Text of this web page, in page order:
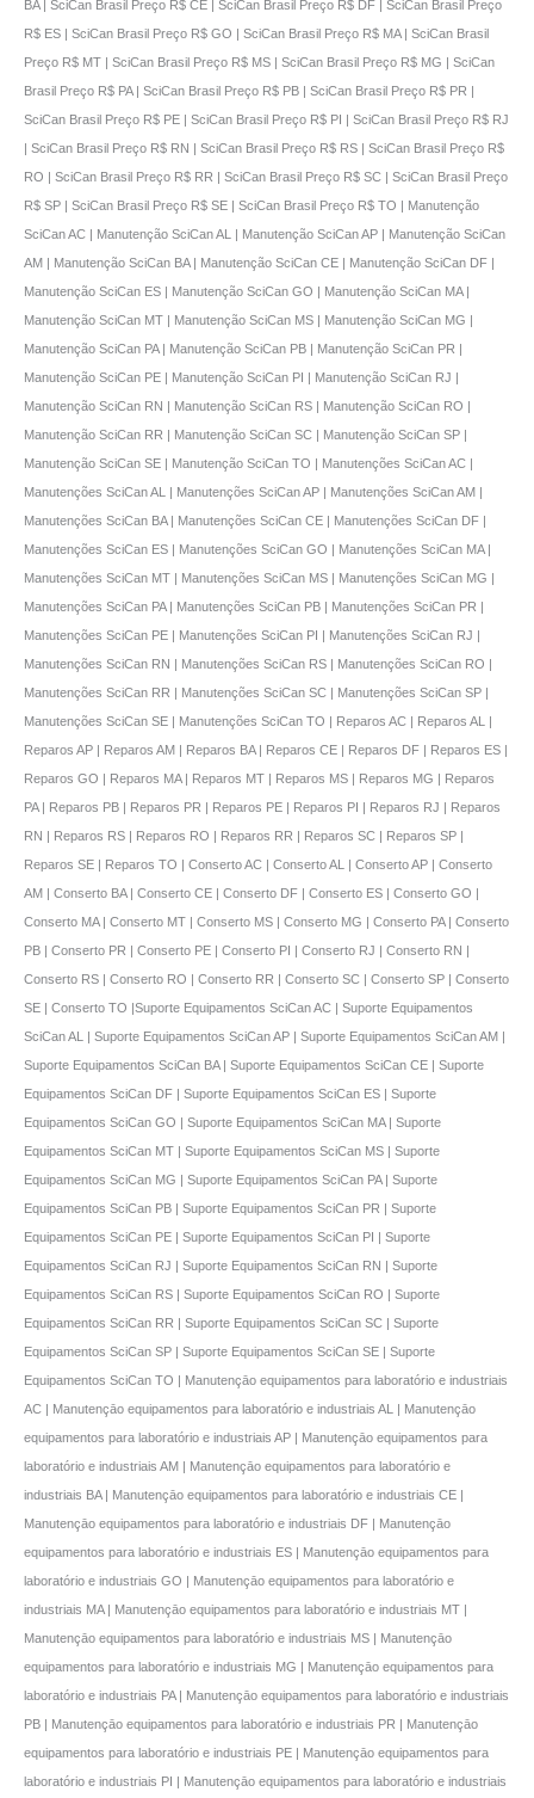
BA | SciCan Brasil Preço R$ CE | SciCan Brasil Preço R$ DF | SciCan Brasil Preço
R$ ES | SciCan Brasil Preço R$ GO | SciCan Brasil Preço R$ MA | SciCan Brasil
Preço R$ MT | SciCan Brasil Preço R$ MS | SciCan Brasil Preço R$ MG | SciCan
Brasil Preço R$ PA | SciCan Brasil Preço R$ PB | SciCan Brasil Preço R$ PR |
SciCan Brasil Preço R$ PE | SciCan Brasil Preço R$ PI | SciCan Brasil Preço R$ RJ
| SciCan Brasil Preço R$ RN | SciCan Brasil Preço R$ RS | SciCan Brasil Preço R$
RO | SciCan Brasil Preço R$ RR | SciCan Brasil Preço R$ SC | SciCan Brasil Preço
R$ SP | SciCan Brasil Preço R$ SE | SciCan Brasil Preço R$ TO | Manutenção
SciCan AC | Manutenção SciCan AL | Manutenção SciCan AP | Manutenção SciCan
AM | Manutenção SciCan BA | Manutenção SciCan CE | Manutenção SciCan DF |
Manutenção SciCan ES | Manutenção SciCan GO | Manutenção SciCan MA |
Manutenção SciCan MT | Manutenção SciCan MS | Manutenção SciCan MG |
Manutenção SciCan PA | Manutenção SciCan PB | Manutenção SciCan PR |
Manutenção SciCan PE | Manutenção SciCan PI | Manutenção SciCan RJ |
Manutenção SciCan RN | Manutenção SciCan RS | Manutenção SciCan RO |
Manutenção SciCan RR | Manutenção SciCan SC | Manutenção SciCan SP |
Manutenção SciCan SE | Manutenção SciCan TO | Manutenções SciCan AC |
Manutenções SciCan AL | Manutenções SciCan AP | Manutenções SciCan AM |
Manutenções SciCan BA | Manutenções SciCan CE | Manutenções SciCan DF |
Manutenções SciCan ES | Manutenções SciCan GO | Manutenções SciCan MA |
Manutenções SciCan MT | Manutenções SciCan MS | Manutenções SciCan MG |
Manutenções SciCan PA | Manutenções SciCan PB | Manutenções SciCan PR |
Manutenções SciCan PE | Manutenções SciCan PI | Manutenções SciCan RJ |
Manutenções SciCan RN | Manutenções SciCan RS | Manutenções SciCan RO |
Manutenções SciCan RR | Manutenções SciCan SC | Manutenções SciCan SP |
Manutenções SciCan SE | Manutenções SciCan TO | Reparos AC | Reparos AL |
Reparos AP | Reparos AM | Reparos BA | Reparos CE | Reparos DF | Reparos ES |
Reparos GO | Reparos MA | Reparos MT | Reparos MS | Reparos MG | Reparos
PA | Reparos PB | Reparos PR | Reparos PE | Reparos PI | Reparos RJ | Reparos
RN | Reparos RS | Reparos RO | Reparos RR | Reparos SC | Reparos SP |
Reparos SE | Reparos TO | Conserto AC | Conserto AL | Conserto AP | Conserto
AM | Conserto BA | Conserto CE | Conserto DF | Conserto ES | Conserto GO |
Conserto MA | Conserto MT | Conserto MS | Conserto MG | Conserto PA | Conserto
PB | Conserto PR | Conserto PE | Conserto PI | Conserto RJ | Conserto RN |
Conserto RS | Conserto RO | Conserto RR | Conserto SC | Conserto SP | Conserto
SE | Conserto TO |Suporte Equipamentos SciCan AC | Suporte Equipamentos
SciCan AL | Suporte Equipamentos SciCan AP | Suporte Equipamentos SciCan AM |
Suporte Equipamentos SciCan BA | Suporte Equipamentos SciCan CE | Suporte
Equipamentos SciCan DF | Suporte Equipamentos SciCan ES | Suporte
Equipamentos SciCan GO | Suporte Equipamentos SciCan MA | Suporte
Equipamentos SciCan MT | Suporte Equipamentos SciCan MS | Suporte
Equipamentos SciCan MG | Suporte Equipamentos SciCan PA | Suporte
Equipamentos SciCan PB | Suporte Equipamentos SciCan PR | Suporte
Equipamentos SciCan PE | Suporte Equipamentos SciCan PI | Suporte
Equipamentos SciCan RJ | Suporte Equipamentos SciCan RN | Suporte
Equipamentos SciCan RS | Suporte Equipamentos SciCan RO | Suporte
Equipamentos SciCan RR | Suporte Equipamentos SciCan SC | Suporte
Equipamentos SciCan SP | Suporte Equipamentos SciCan SE | Suporte
Equipamentos SciCan TO | Manutençāo equipamentos para laboratório e industriais
AC | Manutençāo equipamentos para laboratório e industriais AL | Manutençāo
equipamentos para laboratório e industriais AP | Manutençāo equipamentos para
laboratório e industriais AM | Manutençāo equipamentos para laboratório e
industriais BA | Manutençāo equipamentos para laboratório e industriais CE |
Manutençāo equipamentos para laboratório e industriais DF | Manutençāo
equipamentos para laboratório e industriais ES | Manutençāo equipamentos para
laboratório e industriais GO | Manutençāo equipamentos para laboratório e
industriais MA | Manutençāo equipamentos para laboratório e industriais MT |
Manutençāo equipamentos para laboratório e industriais MS | Manutençāo
equipamentos para laboratório e industriais MG | Manutençāo equipamentos para
laboratório e industriais PA | Manutençāo equipamentos para laboratório e industriais
PB | Manutençāo equipamentos para laboratório e industriais PR | Manutençāo
equipamentos para laboratório e industriais PE | Manutençāo equipamentos para
laboratório e industriais PI | Manutençāo equipamentos para laboratório e industriais